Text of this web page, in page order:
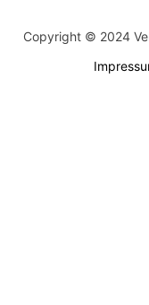
Copyright © 2024